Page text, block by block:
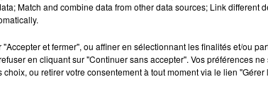
Match and combine data from other data sources; Link different
et fermer", ou affiner en sélectionnant les finalités et/ou
en cliquant sur "Continuer sans accepter". Vos préférences
ou retirer votre consentement à tout moment via le lien